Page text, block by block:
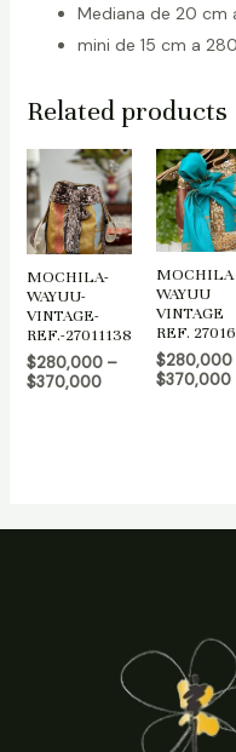
Mediana de 20 cm
mini de 15 cm a
Related products
MOCHILA-
WAYUU-
VINTAGE-
REF.-27011138
$280,000–
$370,000
MOCHILA
WAYUU
VINTAGE
REF. 27016
$280,000
$370,000